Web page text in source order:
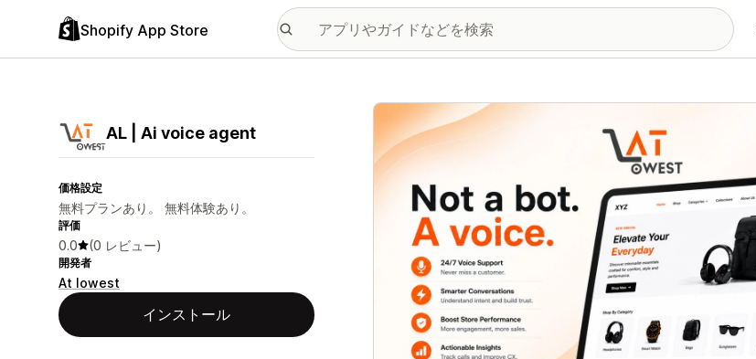
Shopify App Store
AL | Ai voice agent
価格設定
無料プランあり。 無料体験あり。
評価
0.0 (0 レビュー)
開発者
At lowest
インストール
特集の画像ギャラリー